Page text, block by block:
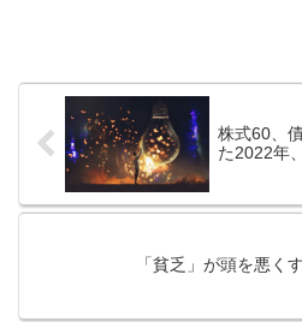
株式60、
た2022年
「貧乏」が頭を悪く